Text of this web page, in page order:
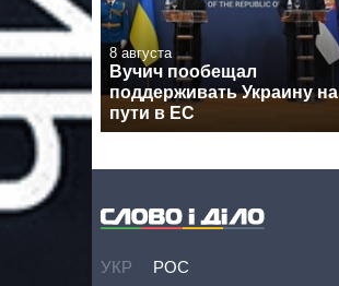
8 августа
Вучич пообещал
поддерживать Украину на
пути в ЕС
УКР РОС